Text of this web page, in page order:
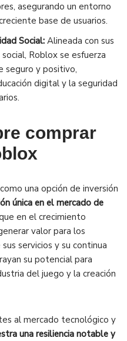
asegurando un entorno
base de usuarios.
Social: Alineada con sus
Roblox se esfuerza
seguro y positivo,
digital y la seguridad
comprar
una opción de inversión
única en el mercado de
en el crecimiento
valor para los
servicios y su continua
su potencial para
del juego y la creación
al mercado tecnológico y
una resiliencia notable y